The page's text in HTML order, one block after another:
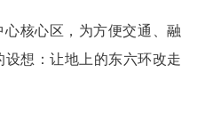
核心区，为方便交通、融
想：让地上的东六环改走